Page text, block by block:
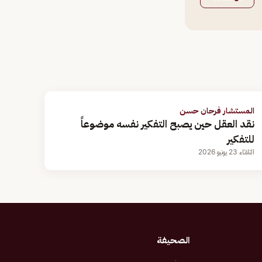
المستشار فرحان حسن
نقد العقل حين يصبح التفكير نفسه موضوعاً
للتفكير
الثلاثاء 23 يونيو 2026
الصحيفة